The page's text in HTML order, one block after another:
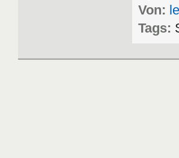
Von:
Tags: